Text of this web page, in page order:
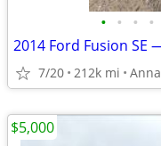
• • • •
7/20 212k mi
$5,000